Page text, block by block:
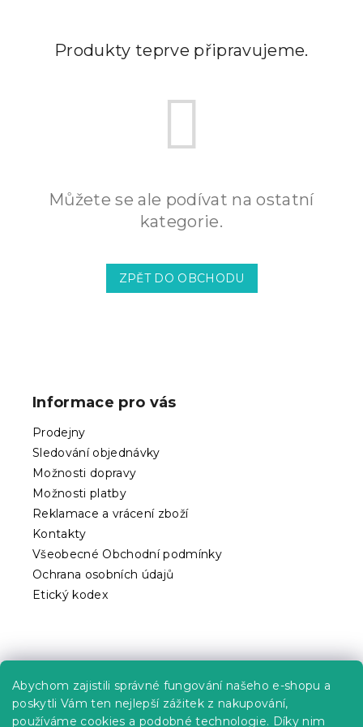
Abychom zajistili správné fungování našeho e-shopu a
poskytli Vám ten nejlepší zážitek z nakupování,
používáme cookies a podobné technologie. Díky nim
Produkty teprve připravujeme.
Můžete se ale podívat na ostatní
kategorie.
ZPĚT DO OBCHODU
Informace pro vás
Prodejny
Sledování objednávky
Možnosti dopravy
Možnosti platby
Reklamace a vrácení zboží
Kontakty
Všeobecné Obchodní podmínky
Ochrana osobních údajů
Etický kodex
Kariéra